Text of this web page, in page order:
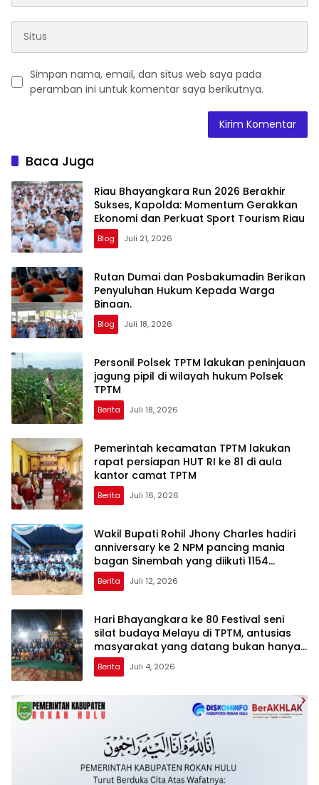
Simpan nama, email, dan situs web saya pada
peramban ini untuk komentar saya berikutnya.
Baca Juga
Riau Bhayangkara Run 2026 Berakhir
Sukses, Kapolda: Momentum Gerakkan
Ekonomi dan Perkuat Sport Tourism Riau
Blog Juli 21, 2026
Rutan Dumai dan Posbakumadin Berikan
Penyuluhan Hukum Kepada Warga
Binaan.
Blog Juli 18, 2026
Personil Polsek TPTM lakukan peninjauan
jagung pipil di wilayah hukum Polsek
TPTM
Berita Juli 18, 2026
Pemerintah kecamatan TPTM lakukan
rapat persiapan HUT RI ke 81 di aula
kantor camat TPTM
Berita Juli 16, 2026
Wakil Bupati Rohil Jhony Charles hadiri
anniversary ke 2 NPM pancing mania
bagan Sinembah yang diikuti 1154
peserta dari berbagai wilayah di pulau
sumatera
Berita Juli 12, 2026
Hari Bhayangkara ke 80 Festival seni
silat budaya Melayu di TPTM, antusias
masyarakat yang datang bukan hanya
dari Rohil, bahkan dari luar kabupaten
Rohil
Berita Juli 4, 2026